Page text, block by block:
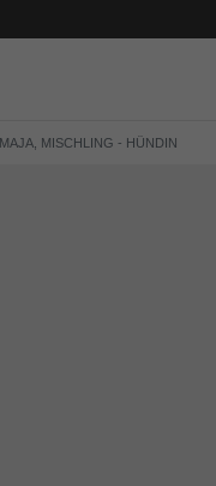
MAJA, MISCHLING - HÜNDIN